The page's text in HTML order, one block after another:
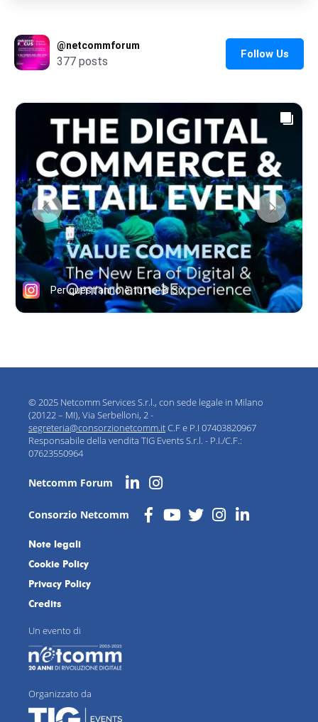
© 2025 Netcomm Services S.r.l., con sede legale in Milano
(20122 – MI), Via Serbelloni, 2 -
segreteria@consorzionetcomm.itC.F e P.I 07403820967
Responsabile della vendita TIG Events S.r.l. - P.I./C.F.:
07623550964
Netcomm Forum
Consorzio Netcomm
Note legali
Cookie Policy
Privacy Policy
Credits
Un evento di
Organizzato da